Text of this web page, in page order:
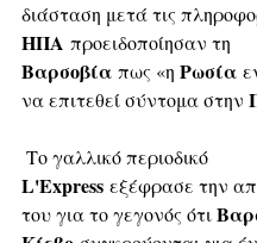
διάσταση μετά τις
ΗΠΑ προειδοποίησαν τη
Βαρσοβία πως «η Ρωσία
να επιτεθεί σύντομα στην
Το γαλλικό περιοδικό
L'Express εξέφρασε την
του για το γεγονός ότι